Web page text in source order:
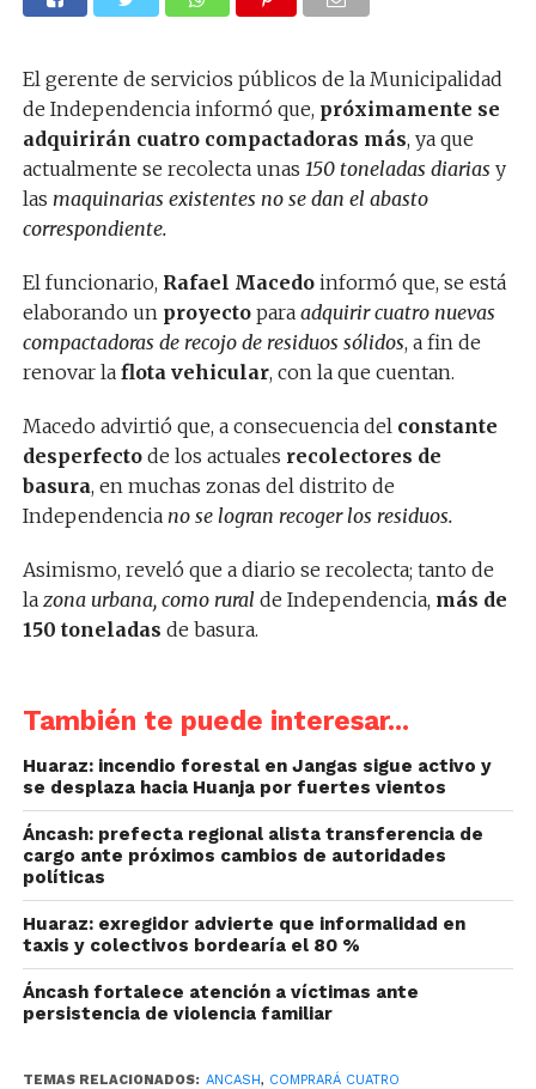
El gerente de servicios públicos de la Municipalidad
de Independencia informó que, próximamente se
adquirirán cuatro compactadoras más, ya que
actualmente se recolecta unas 150 toneladas diarias y
las maquinarias existentes no se dan el abasto
correspondiente.
El funcionario, Rafael Macedoinformó que, se está
elaborando un proyectopara adquirir cuatro nuevas
compactadoras de recojo de residuos sólidos, a fin de
renovar la flota vehicular, con la que cuentan.
Macedo advirtió que, a consecuencia del constante
desperfectode los actuales recolectores de
basura, en muchas zonas del distrito de
Independencia no se logran recoger los residuos.
Asimismo, reveló que a diario se recolecta; tanto de
la zona urbana, como rural de Independencia, más de
150 toneladas de basura.
También te puede interesar...
Huaraz: incendio forestal en Jangas sigue activo y
se desplaza hacia Huanja por fuertes vientos
Áncash: prefecta regional alista transferencia de
cargo ante próximos cambios de autoridades
políticas
Huaraz: exregidor advierte que informalidad en
taxis y colectivos bordearía el 80 %
Áncash fortalece atención a víctimas ante
persistencia de violencia familiar
TEMAS RELACIONADOS: ANCASH, COMPRARÁ CUATRO